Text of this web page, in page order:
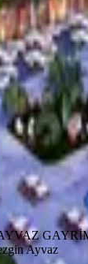
€
EMLAK
Ayvaz